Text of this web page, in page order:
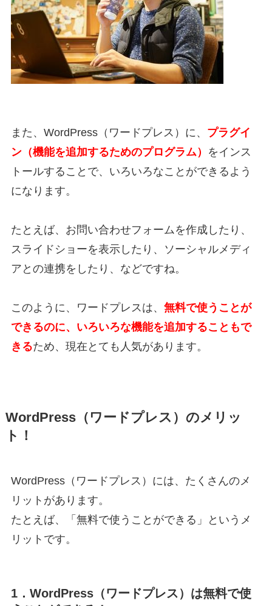
また、WordPress（ワードプレス）に、 プラグイ
ン（機能を追加するためのプログラム）
をインス
トールすることで、いろいろなことができるよう
になります。
たとえば、お問い合わせフォームを作成したり、
スライドショーを表示したり、ソーシャルメディ
アとの連携をしたり、などですね。
このように、ワードプレスは、 無料で使うことが
できるのに、いろいろな機能を追加することもで
きるため、現在とても人気があります。
WordPress（ワードプレス）のメリッ
ト！
WordPress（ワードプレス）には、たくさんのメ
リットがあります。
たとえば、「無料で使うことができる」というメ
リットです。
1．WordPress（ワードプレス）は無料で使